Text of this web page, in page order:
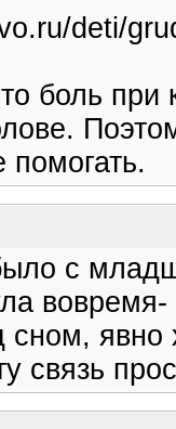
deti/
боль
помогать.
с
вовремя-
явно
связь